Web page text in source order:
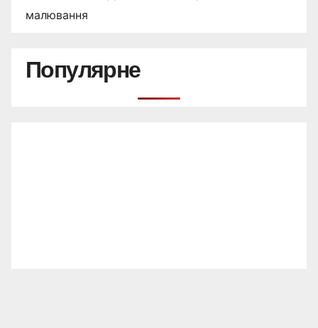
малювання
Популярне